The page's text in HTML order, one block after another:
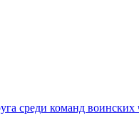
среди команд воинских